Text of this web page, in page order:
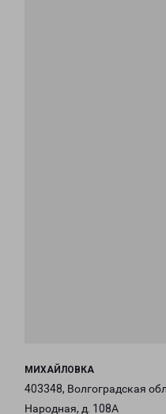
МИХАЙЛОВКА
403348, Волгоградская
Народная, д. 108А